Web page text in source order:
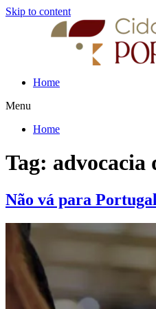
Skip to content
Home
Menu
Home
Tag: advocacia
Não vá para